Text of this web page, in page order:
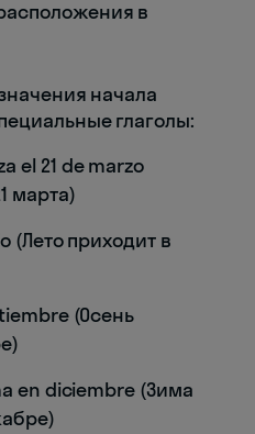
в
начала
глаголы:
el 21 de marzo
марта)
(Лето приходит в
(Осень
en diciembre (Зима